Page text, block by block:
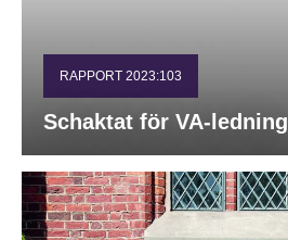
RAPPORT 2023:103
Schaktat för VA-ledning